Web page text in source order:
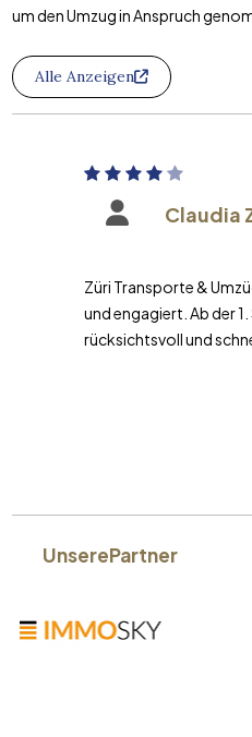
um den Umzug in Anspruch
Alle Anzeigen
Claudia Z.
Züri Transporte & Umzüge
und engagiert. Ab der 1.
rücksichtsvoll und schnell
UnserePartner